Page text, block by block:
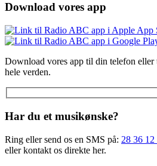
Download vores app
Download vores app til din telefon
hele verden.
Har du et musikønske?
Ring eller send os en SMS på: 28 36 12
eller kontakt os direkte her.